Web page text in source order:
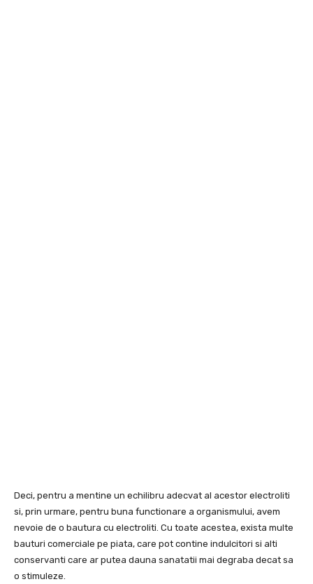
Deci, pentru a mentine un echilibru adecvat al acestor electroliti
si, prin urmare, pentru buna functionare a organismului, avem
nevoie de o bautura cu electroliti. Cu toate acestea, exista multe
bauturi comerciale pe piata, care pot contine indulcitori si alti
conservanti care ar putea dauna sanatatii mai degraba decat sa
o stimuleze.